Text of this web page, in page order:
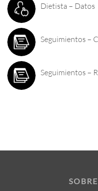
Dietista – Datos
Seguimientos –
Seguimientos –